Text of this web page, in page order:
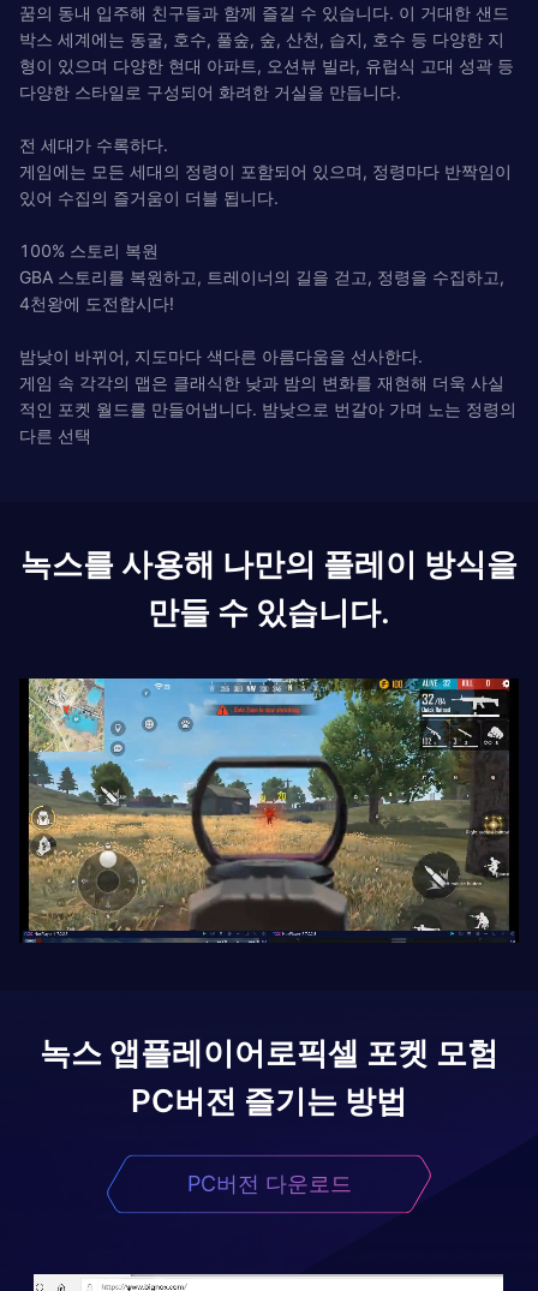
꿈의 동내 입주해 친구들과 함께 즐길 수 있습니다. 이 거대한 샌드
박스 세계에는 동굴, 호수, 풀숲, 숲, 산천, 습지, 호수 등 다양한 지
형이 있으며 다양한 현대 아파트, 오션뷰 빌라, 유럽식 고대 성곽 등
다양한 스타일로 구성되어 화려한 거실을 만듭니다.
전 세대가 수록하다.
게임에는 모든 세대의 정령이 포함되어 있으며, 정령마다 반짝임이
있어 수집의 즐거움이 더블 됩니다.
100% 스토리 복원
GBA 스토리를 복원하고, 트레이너의 길을 걷고, 정령을 수집하고,
4천왕에 도전합시다!
밤낮이 바뀌어, 지도마다 색다른 아름다움을 선사한다.
게임 속 각각의 맵은 클래식한 낮과 밤의 변화를 재현해 더욱 사실
적인 포켓 월드를 만들어냅니다. 밤낮으로 번갈아 가며 노는 정령의
다른 선택
녹스를 사용해 나만의 플레이 방식을
만들 수 있습니다.
녹스 앱플레이어로픽셀 포켓 모험
PC버전 즐기는 방법
PC버전 다운로드